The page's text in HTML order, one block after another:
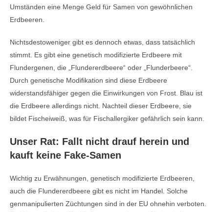
Umständen eine Menge Geld für Samen von gewöhnlichen
Erdbeeren.
Nichtsdestoweniger gibt es dennoch etwas, dass tatsächlich
stimmt. Es gibt eine genetisch modifizierte Erdbeere mit
Flundergenen, die „Flundererdbeere“ oder „Flunderbeere“.
Durch genetische Modifikation sind diese Erdbeere
widerstandsfähiger gegen die Einwirkungen von Frost. Blau ist
die Erdbeere allerdings nicht. Nachteil dieser Erdbeere, sie
bildet Fischeiweiß, was für Fischallergiker gefährlich sein kann.
Unser Rat: Fallt nicht drauf herein und
kauft keine Fake-Samen
Wichtig zu Erwähnungen, genetisch modifizierte Erdbeeren,
auch die Flundererdbeere gibt es nicht im Handel. Solche
genmanipulierten Züchtungen sind in der EU ohnehin verboten.